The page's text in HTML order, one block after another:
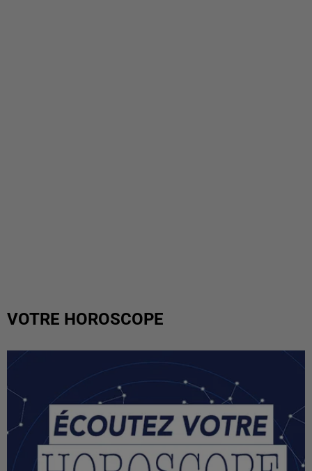
VOTRE HOROSCOPE